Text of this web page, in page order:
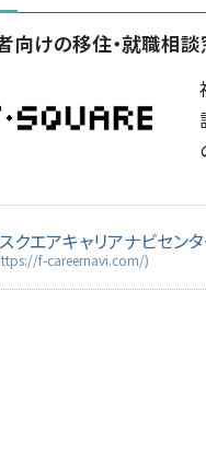
向けの移住・就職相談
クエアキャリアナビセン
f-careernavi.com/)